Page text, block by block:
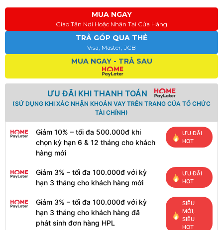
MUA NGAY
Giao Tận Nơi Hoặc Nhận Tại Cửa Hàng
TRẢ GÓP QUA THẺ
Visa, Master, JCB
MUA NGAY - TRẢ SAU
ƯU ĐÃI KHI THANH TOÁN
(SỬ DỤNG KHI XÁC NHẬN KHOẢN VAY TRÊN TRANG CỦA TỔ CHỨC
TÀI CHÍNH)
Giảm 10% – tối đa 500.000đ khi
chọn kỳ hạn 6 & 12 tháng cho khách
hàng mới
ƯU ĐÃI
HOT
Giảm 3% – tối đa 100.000đ với kỳ
hạn 3 tháng cho khách hàng mới
ƯU ĐÃI
HOT
Giảm 3% – tối đa 100.000đ với kỳ
hạn 3 tháng cho khách hàng đã
phát sinh đơn hàng HPL
SIÊU
MỚI,
SIÊU
HOT